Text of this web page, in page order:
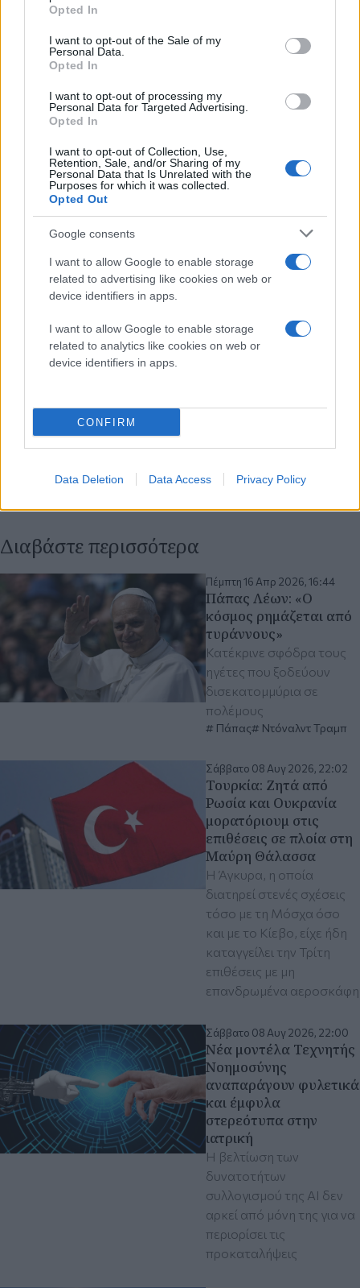
use your data for below specified purposes in below Google
consent section.
Opted In
I want to opt-out of the Sale of my
Personal Data.
Opted In
I want to opt-out of processing my
Personal Data for Targeted Advertising.
Opted In
I want to opt-out of Collection, Use,
Retention, Sale, and/or Sharing of my
Personal Data that Is Unrelated with the
Purposes for which it was collected.
Opted Out
Google consents
I want to allow Google to enable storage
related to advertising like cookies on web or
device identifiers in apps.
I want to allow Google to enable storage
related to analytics like cookies on web or
device identifiers in apps.
CONFIRM
Data Deletion Data Access Privacy Policy
Διαβάστε περισσότερα
Πέμπτη 16 Απρ 2026, 16:44
Πάπας Λέων: «Ο
κόσμος ρημάζεται από
τυράννους»
Κατέκρινε σφόδρα τους
ηγέτες που ξοδεύουν
δισεκατομμύρια σε
πολέμους
Πάπας Ντόναλντ Τραμπ
Σάββατο 08 Αυγ 2026, 22:02
Τουρκία: Ζητά από
Ρωσία και Ουκρανία
μορατόριουμ στις
επιθέσεις σε πλοία στη
Μαύρη Θάλασσα
Η Άγκυρα, η οποία
διατηρεί στενές σχέσεις
τόσο με τη Μόσχα όσο
και με το Κίεβο, είχε ήδη
καταγγείλει την Τρίτη
επιθέσεις με μη
επανδρωμένα αεροσκάφη
Σάββατο 08 Αυγ 2026, 22:00
Νέα μοντέλα Τεχνητής
Νοημοσύνης
αναπαράγουν φυλετικά
και έμφυλα
στερεότυπα στην
ιατρική
Η βελτίωση των
δυνατοτήτων
συλλογισμού της ΑΙ δεν
αρκεί από μόνη της για να
περιορίσει τις
προκαταλήψεις